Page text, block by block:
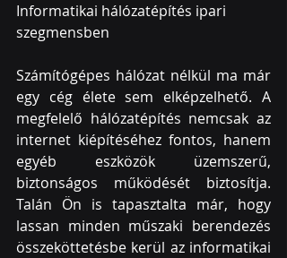
Informatikai hálózatépítés ipari
szegmensben
Számítógépes hálózat nélkül ma már
egy cég élete sem elképzelhető. A
megfelelő hálózatépítés nemcsak az
internet kiépítéséhez fontos, hanem
egyéb eszközök üzemszerű,
biztonságos működését biztosítja.
Talán Ön is tapasztalta már, hogy
lassan minden műszaki berendezés
összeköttetésbe kerül az informatikai